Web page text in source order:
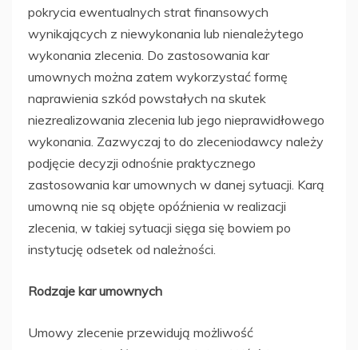
pokrycia ewentualnych strat finansowych
wynikających z niewykonania lub nienależytego
wykonania zlecenia. Do zastosowania kar
umownych można zatem wykorzystać formę
naprawienia szkód powstałych na skutek
niezrealizowania zlecenia lub jego nieprawidłowego
wykonania. Zazwyczaj to do zleceniodawcy należy
podjęcie decyzji odnośnie praktycznego
zastosowania kar umownych w danej sytuacji. Karą
umowną nie są objęte opóźnienia w realizacji
zlecenia, w takiej sytuacji sięga się bowiem po
instytucję odsetek od należności.
Rodzaje kar umownych
Umowy zlecenie przewidują możliwość